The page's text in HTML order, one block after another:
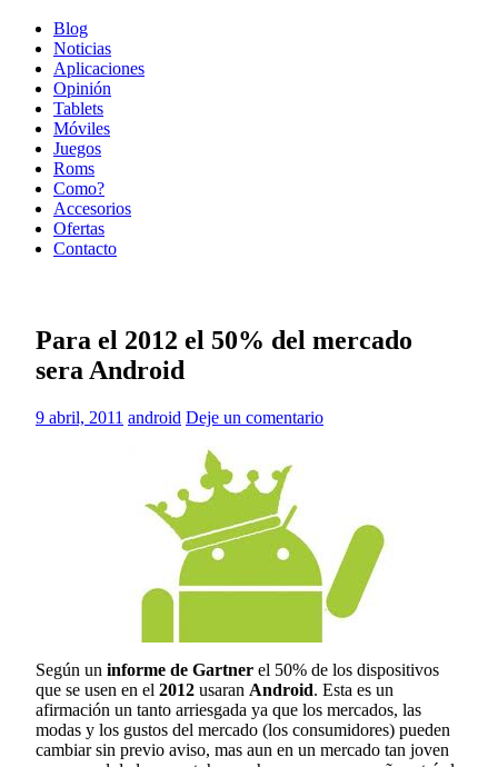
Blog
Noticias
Aplicaciones
Opinión
Tablets
Móviles
Juegos
Roms
Como?
Accesorios
Ofertas
Contacto
Para el 2012 el 50% del mercado
sera Android
9 abril, 2011 android Deje un comentario
Según un informe de Gartner el 50% de los dispositivos
que se usen en el 2012 usaran Android. Esta es un
afirmación un tanto arriesgada ya que los mercados, las
modas y los gustos del mercado (los consumidores) pueden
cambiar sin previo aviso, mas aun en un mercado tan joven